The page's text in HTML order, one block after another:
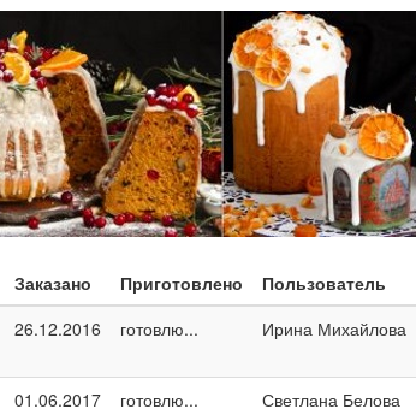
Заказано Приготовлено Пользователь
26.12.2016 готовлю... Ирина Михайлова
01.06.2017 готовлю... Светлана Белова